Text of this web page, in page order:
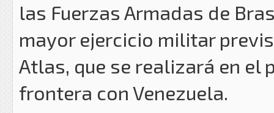
las Fuerzas Armadas de
mayor ejercicio militar
Atlas, que se realizará en el
frontera con Venezuela.